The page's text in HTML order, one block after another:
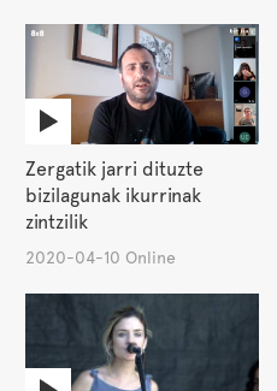
Zergatik jarri dituzte
bizilagunak ikurrinak
zintzilik
2020-04-10 Online